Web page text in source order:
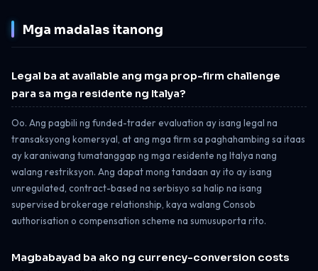
Mga madalas itanong
Legal ba at available ang mga prop-firm challenge
para sa mga residente ng Italya?
Oo. Ang pagbili ng funded-trader evaluation ay isang legal na
transaksyong komersyal, at ang mga firm sa paghahambing sa itaas
ay karaniwang tumatanggap ng mga residente ng Italya nang
walang restriksyon. Ang dapat mong tandaan ay ito ay isang
unregulated, contract-based na serbisyo sa halip na isang
supervised brokerage relationship, kaya walang Consob
authorisation o compensation scheme na sumusuporta rito.
Magbabayad ba ako ng currency-conversion costs